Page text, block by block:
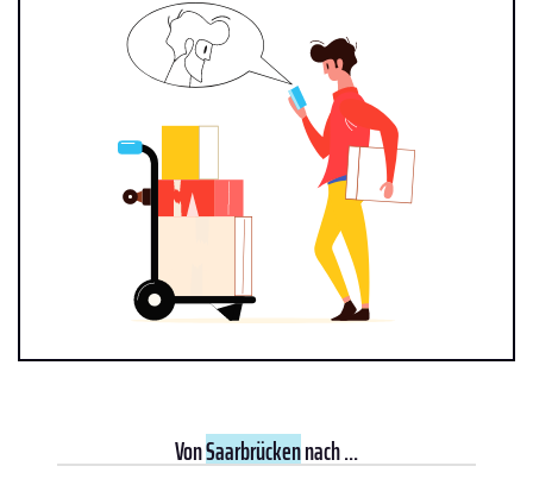
VonSaarbrückennach ...